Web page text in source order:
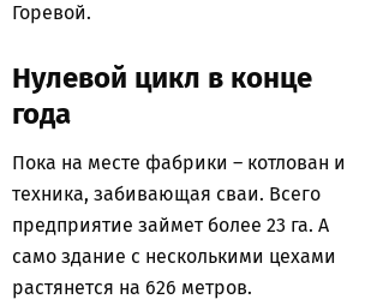
Горевой.
Нулевой цикл в конце
года
Пока на месте фабрики – котлован и
техника, забивающая сваи. Всего
предприятие займет более 23 га. А
само здание с несколькими цехами
растянется на 626 метров.